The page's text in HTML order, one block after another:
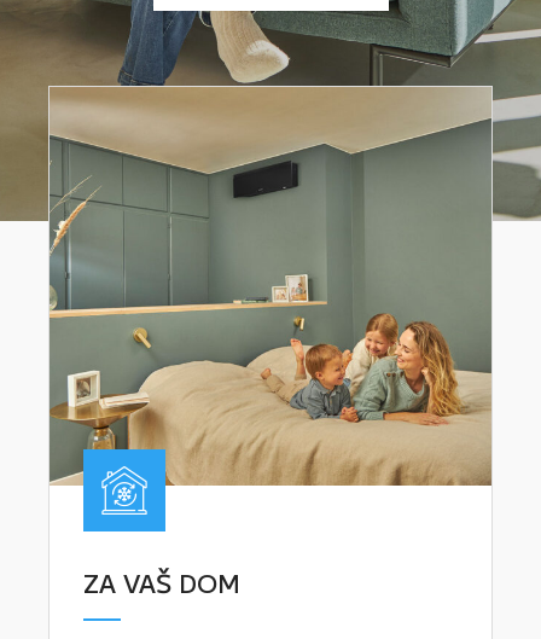
ZA VAŠ DOM